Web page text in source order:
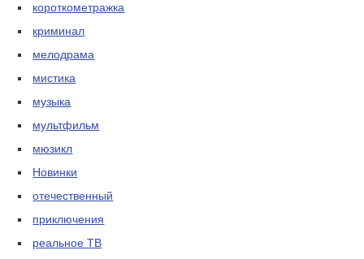
короткометражка
криминал
мелодрама
мистика
музыка
мультфильм
мюзикл
Новинки
отечественный
приключения
реальное ТВ